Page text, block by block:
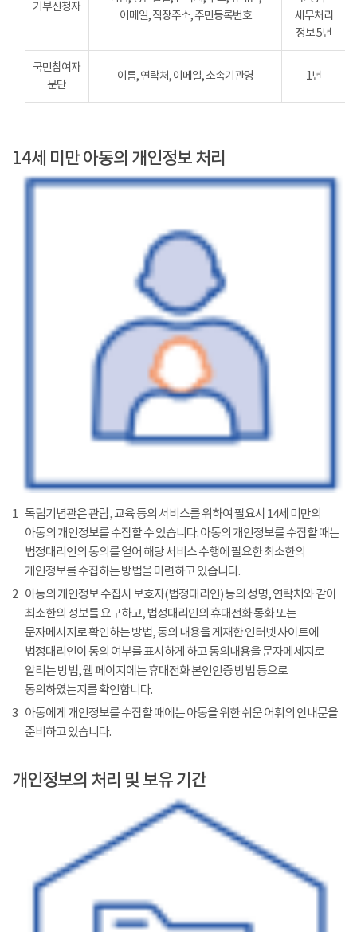
기부신청자
이메일, 직장주소, 주민등록번호
세무처리
정보 5년
국민참여자
문단
이름, 연락처, 이메일, 소속기관명 1년
14세 미만 아동의 개인정보 처리
1 독립기념관은 관람, 교육 등의 서비스를 위하여 필요시 14세 미만의
아동의 개인정보를 수집할 수 있습니다. 아동의 개인정보를 수집할 때는
법정대리인의 동의를 얻어 해당 서비스 수행에 필요한 최소한의
개인정보를 수집하는 방법을 마련하고 있습니다.
2 아동의 개인정보 수집시 보호자(법정대리인) 등의 성명, 연락처와 같이
최소한의 정보를 요구하고, 법정대리인의 휴대전화 통화 또는
문자메시지로 확인하는 방법, 동의 내용을 게재한 인터넷 사이트에
법정대리인이 동의 여부를 표시하게 하고 동의내용을 문자메세지로
알리는 방법, 웹 페이지에는 휴대전화 본인인증 방법 등으로
동의하였는지를 확인합니다.
3 아동에게 개인정보를 수집할 때에는 아동을 위한 쉬운 어휘의 안내문을
준비하고 있습니다.
개인정보의 처리 및 보유 기간